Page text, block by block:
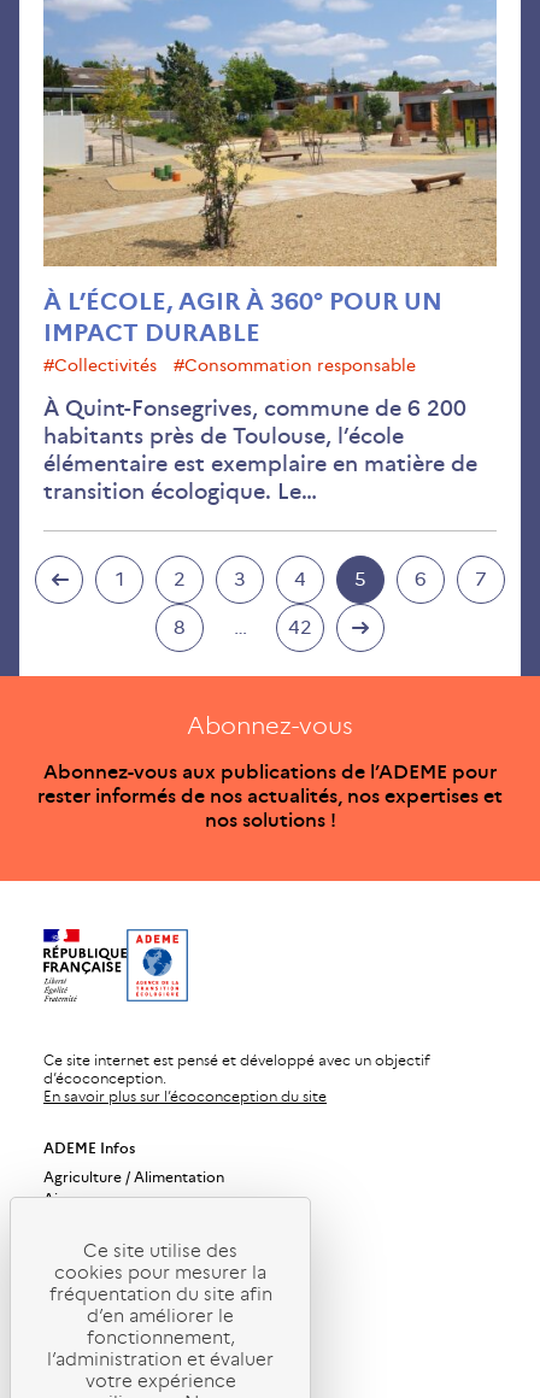
À L’ÉCOLE, AGIR À 360° POUR UN
IMPACT DURABLE
#collectivités #consommation responsable
À Quint-Fonsegrives, commune de 6 200
habitants près de Toulouse, l’école
élémentaire est exemplaire en matière de
transition écologique. Le…
agir
à
un
1 2 3 4 5 6 7
8 … 42
Abonnez-vous
Abonnez-vous aux publications de l’ADEME pour
rester informés de nos actualités, nos expertises et
nos solutions !
Ce site internet est pensé et développé avec un objectif
d’écoconception.
En savoir plus sur l’écoconception du site
ADEME Infos
Agriculture / Alimentation
Air
Bioéconomie / Forêt
Changement climatique
Économie circulaire / Déchets
Énergies
Industrie / Production durable
Mobilité / Transports
Société / Politiques publiques
Ce site utilise des
cookies pour mesurer la
fréquentation du site afin
d’en améliorer le
fonctionnement,
l’administration et évaluer
votre expérience